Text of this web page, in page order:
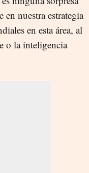
en nuestra estrategia
en esta área, al
o la inteligencia